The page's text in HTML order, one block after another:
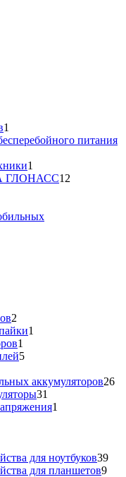
1
товар
питания
1
товар
ГЛОНАСС12
2
товара
1
1
товар
55
аккумуляторов2626
31
товар
1
для ноутбуков3939
для планшетов99